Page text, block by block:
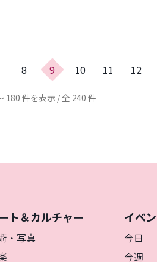
8 9 10 11 12
180 件を表示 / 全 240 件
ト＆カルチャー
・写真
イベ
今日
今週